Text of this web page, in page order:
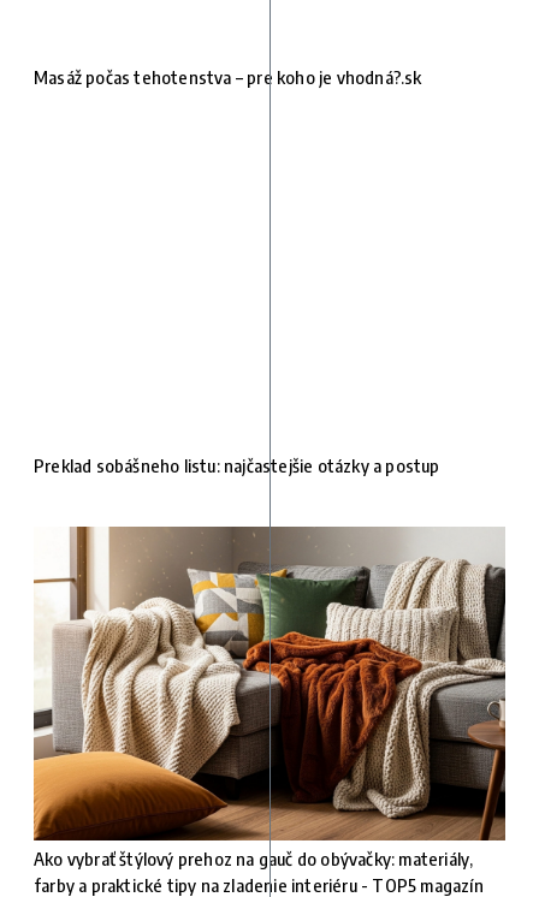
Masáž počas tehotenstva – pre koho je vhodná?.sk
Preklad sobášneho listu: najčastejšie otázky a postup
Ako vybrať štýlový prehoz na gauč do obývačky: materiály,
farby a praktické tipy na zladenie interiéru - TOP5 magazín